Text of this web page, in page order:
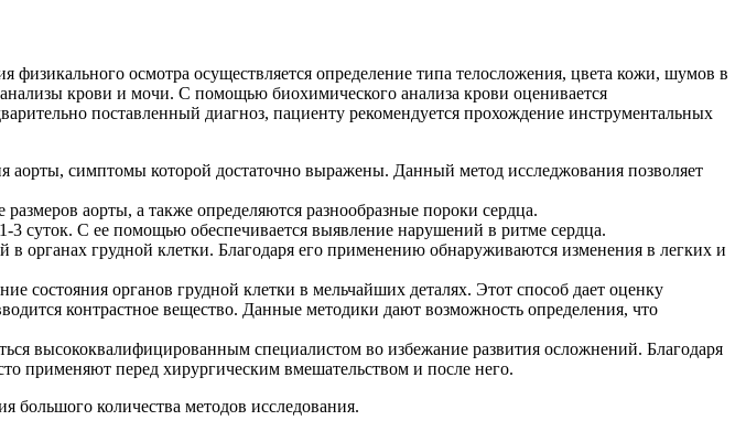
физикального осмотра осуществляется определение типа телосложения, цвета кожи, шумов в
крови и мочи. С помощью биохимического анализа крови оценивается
поставленный диагноз, пациенту рекомендуется прохождение инструментальных
аорты, симптомы которой достаточно выражены. Данный метод исследжования позволяет
аорты, а также определяются разнообразные пороки сердца.
суток. С ее помощью обеспечивается выявление нарушений в ритме сердца.
органах грудной клетки. Благодаря его применению обнаруживаются изменения в легких и
состояния органов грудной клетки в мельчайших деталях. Этот способ дает оценку
контрастное вещество. Данные методики дают возможность определения, что
высококвалифицированным специалистом во избежание развития осложнений. Благодаря
применяют перед хирургическим вмешательством и после него.
большого количества методов исследования.